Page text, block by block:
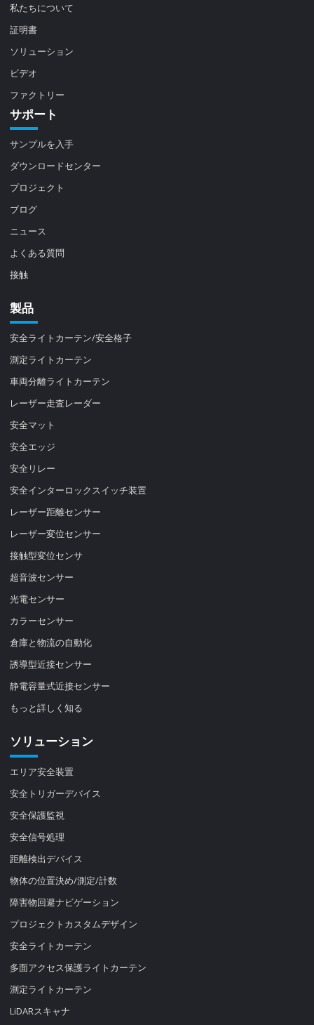
私たちについて
証明書
ソリューション
ビデオ
ファクトリー
サポート
サンプルを入手
ダウンロードセンター
プロジェクト
ブログ
ニュース
よくある質問
接触
製品
安全ライトカーテン/安全格子
測定ライトカーテン
車両分離ライトカーテン
レーザー走査レーダー
安全マット
安全エッジ
安全リレー
安全インターロックスイッチ装置
レーザー距離センサー
レーザー変位センサー
接触型変位センサ
超音波センサー
光電センサー
カラーセンサー
倉庫と物流の自動化
誘導型近接センサー
静電容量式近接センサー
もっと詳しく知る
ソリューション
エリア安全装置
安全トリガーデバイス
安全保護監視
安全信号処理
距離検出デバイス
物体の位置決め/測定/計数
障害物回避ナビゲーション
プロジェクトカスタムデザイン
安全ライトカーテン
多面アクセス保護ライトカーテン
測定ライトカーテン
LiDARスキャナ